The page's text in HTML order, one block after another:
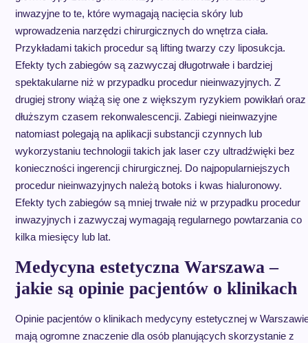
inwazyjne to te, które wymagają nacięcia skóry lub
wprowadzenia narzędzi chirurgicznych do wnętrza ciała.
Przykładami takich procedur są lifting twarzy czy liposukcja.
Efekty tych zabiegów są zazwyczaj długotrwałe i bardziej
spektakularne niż w przypadku procedur nieinwazyjnych. Z
drugiej strony wiążą się one z większym ryzykiem powikłań oraz
dłuższym czasem rekonwalescencji. Zabiegi nieinwazyjne
natomiast polegają na aplikacji substancji czynnych lub
wykorzystaniu technologii takich jak laser czy ultradźwięki bez
konieczności ingerencji chirurgicznej. Do najpopularniejszych
procedur nieinwazyjnych należą botoks i kwas hialuronowy.
Efekty tych zabiegów są mniej trwałe niż w przypadku procedur
inwazyjnych i zazwyczaj wymagają regularnego powtarzania co
kilka miesięcy lub lat.
Medycyna estetyczna Warszawa –
jakie są opinie pacjentów o klinikach
Opinie pacjentów o klinikach medycyny estetycznej w
mają ogromne znaczenie dla osób planujących skorzystanie z